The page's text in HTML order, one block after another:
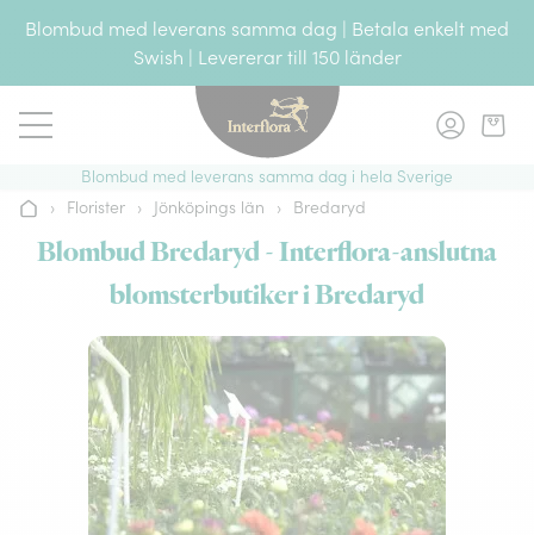
Blombud med leverans samma dag | Betala enkelt med
Swish | Levererar till 150 länder
Blombud med leverans samma dag i hela Sverige
Hem› Florister › Jönköpings län › Bredaryd
Blombud Bredaryd - Interflora-anslutna
blomsterbutiker i Bredaryd